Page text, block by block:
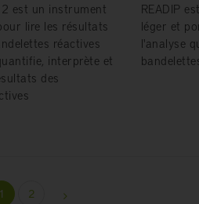
2 est un instrument
lire les résultats
réactives
interprète et
des
READIP
léger et
l'analyse
1 2